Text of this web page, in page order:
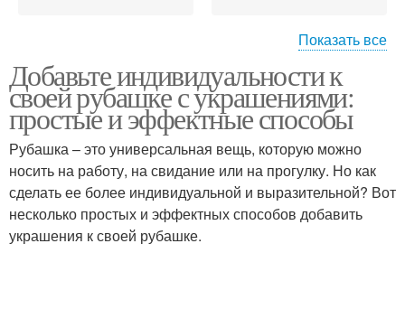
Длинная рубашка Необычные украшения
Кружевное украшение Украшение для рубашки
Показать все
Добавьте индивидуальности к
своей рубашке с украшениями:
простые и эффектные способы
Рубашка – это универсальная вещь, которую можно
носить на работу, на свидание или на прогулку. Но как
сделать ее более индивидуальной и выразительной? Вот
несколько простых и эффектных способов добавить
украшения к своей рубашке.